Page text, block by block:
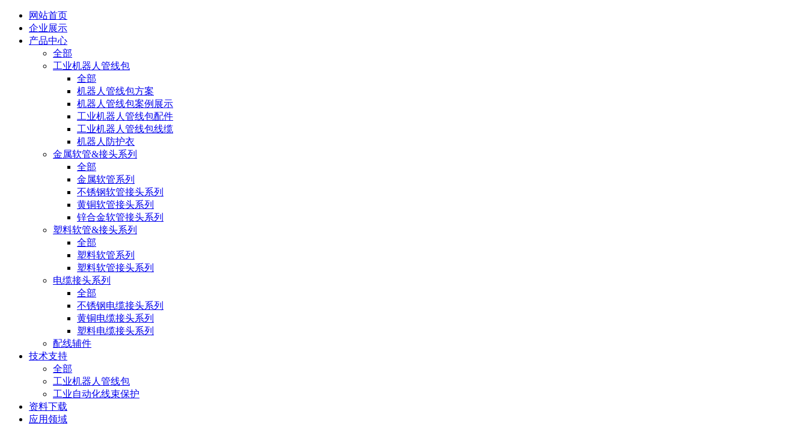
网站首页
企业展示
产品中心
全部
工业机器人管线包
全部
机器人管线包方案
机器人管线包案例展示
工业机器人管线包配件
工业机器人管线包线缆
机器人防护衣
金属软管&接头系列
全部
金属软管系列
不锈钢软管接头系列
黄铜软管接头系列
锌合金软管接头系列
塑料软管&接头系列
全部
塑料软管系列
塑料软管接头系列
电缆接头系列
全部
不锈钢电缆接头系列
黄铜电缆接头系列
塑料电缆接头系列
配线辅件
技术支持
全部
工业机器人管线包
工业自动化线束保护
资料下载
应用领域